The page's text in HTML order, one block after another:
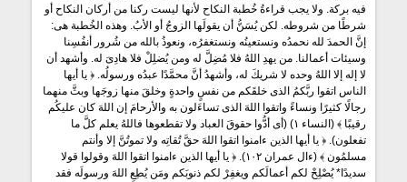
فيه بركة. ولا يجب قراءةُ خُطبة النكاح لأنها ليست ركنا من أركان النكاح أو
شرطًا من شروطه. لكن يُسَنُّ أن يقولَها الزوجُ أو الأبُ. وهذه الخُطبة هى:
إنَّ الحمدَ لله نحمدُه ونستعينُه ونستغفرُه، ونعوذُ بالله من شُرور أنفُسِنا
وسيئات أعمالنا. من يهدِ اللهُ فلا مُضِلَّ له ومن يُضلِلْ فلا هادِىَ له. وأشهد أن
لا إله إلا اللهُ وحده لا شريكَ له، وأشهدُ أنَّ محمَّدًا عبدُه ورسولُه. ﴿ يا أيها
الناس اتقوا ربَّكمُ الذى خلقَكم من نفسٍ واحدةٍ وخلقَ منها زوجَها وبثَّ منهما
رجالًا كثيرًا ونساءً واتقوا اللهَ الذى تساءَلون به والأرحامَ إن اللهَ كان عليكُم
رقيبًا ﴾ (النساء ١) (أى أدُّوا حقوقَ العباد ولا تقطعوها فاللهُ يعلم كلَّ ما
تفعلون). ﴿ يا أيها الذين ءامنوا اتقوا اللهَ حقَّ تُقاتِه ولا تموتُنَّ إلا وأنتم
مسلمُون ﴾ (ءال عمران ١٠٢). ﴿ يا أيها الذين ءامنوا اتقوا اللهَ وقولوا قولا
سديدًا* يُصْلِحْ لكم أعمالَكم ويغفِرْ لكم ذنوبَكم ومَن يُطِعِ اللهَ ورسولَه فقد